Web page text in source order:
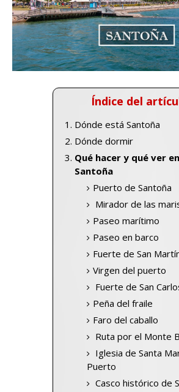
Índice del
Dónde está Santoña
Dónde dormir
Qué hacer y qué ver en
Santoña
Puerto de Santoña
Mirador de las
Paseo marítimo
Paseo en barco
Fuerte de San
Virgen del puerto
Fuerte de San
Peña del fraile
Faro del caballo
Ruta por el Monte
Iglesia de Santa
Puerto
Casco histórico de